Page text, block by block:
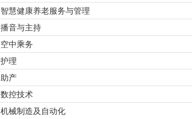
智慧健康养老服务与管理
播音与主持
空中乘务
护理
助产
数控技术
机械制造及自动化